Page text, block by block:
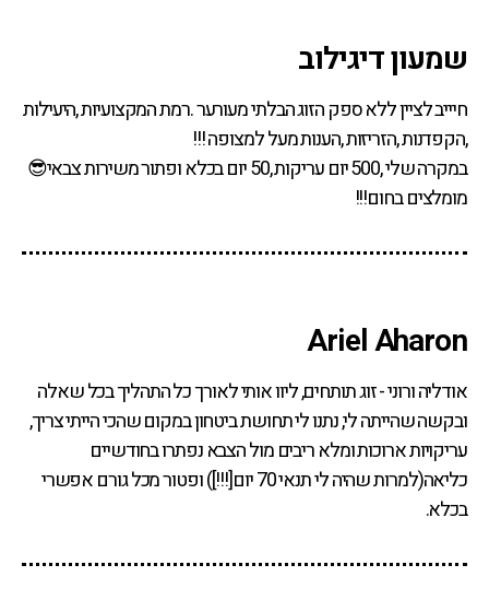
‏שמעון דיגילוב
חיייב לציין ללא ספק הזוג הבלתי מעורער .רמת המקצועיות ,היעילות
,הקפדנות ,הזריזות ,הענות מעל למצופה !!!
במקרה שלי ,500 יום עריקות ,50 יום בכלא ופתור משירות צבאי😎
מומלצים בחום!!!
אודליה ורוני - זוג תותחים, ליוו אותי לאורך כל התהליך בכל שאלה
ובקשה שהייתה לי, נתנו לי תחושת ביטחון במקום שהכי הייתי צריך,
עריקויות ארוכות ומלא ריבים מול הצבא נפתרו בחודשיים
כליאה(למרות שהיה לי תנאי 70 יום[!!!]) ופטור מכל גורם אפשרי
בכלא.